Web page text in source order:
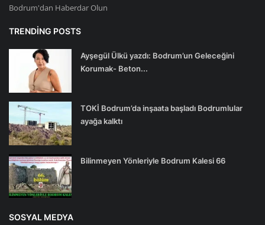
Bodrum'dan Haberdar Olun
TRENDING POSTS
Ayşegül Ülkü yazdı: Bodrum’un Geleceğini
Korumak- Beton...
TOKİ Bodrum’da inşaata başladı Bodrumlular
ayağa kalktı
Bilinmeyen Yönleriyle Bodrum Kalesi 66
SOSYAL MEDYA